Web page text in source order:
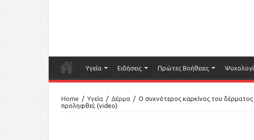
Υγεία Ειδήσεις Πρώτες Βοήθειες
Home / Υγεία / Δέρμα / Ο συχνότερος καρκίνος του
προληφθεί; (video)